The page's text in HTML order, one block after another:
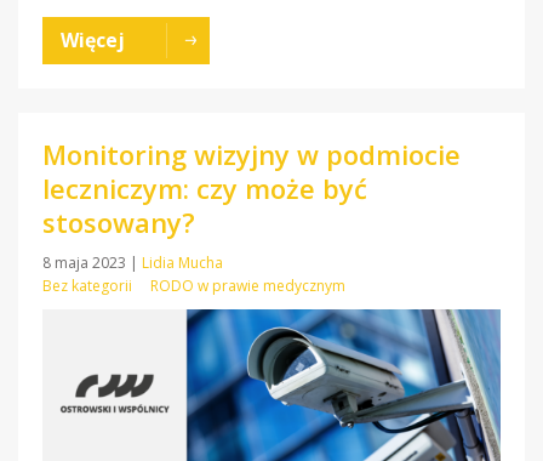
Więcej
Monitoring wizyjny w podmiocie
leczniczym: czy może być
stosowany?
8 maja 2023 | Lidia Mucha
Bez kategorii
RODO w prawie medycznym